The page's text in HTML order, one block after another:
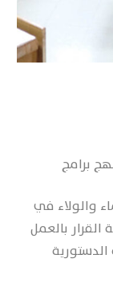
برامج
والولاء في
بالعمل
الدستورية